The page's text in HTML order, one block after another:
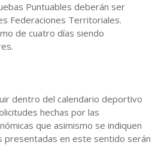
Puntuables deberán ser
Federaciones Territoriales.
de cuatro días siendo
dentro del calendario deportivo
hechas por las
que asimismo se indiquen
presentadas en este sentido serán